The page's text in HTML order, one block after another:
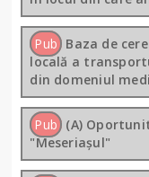
Pub Baza de
locală a
din domeniul
Pub (A)
"Meseriașul"